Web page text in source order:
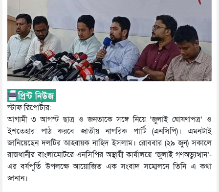
স্টাফ রিপোর্টার:
আগামী ৩ আগস্ট ছাত্র ও জনতাকে সঙ্গে নিয়ে ‘জুলাই ঘোষণাপত্র’ ও
ইশতেহার পাঠ করবে জাতীয় নাগরিক পার্টি (এনসিপি)। এমনটাই
জানিয়েছেন দলটির আহ্বায়ক নাহিদ ইসলাম। রোববার (২৯ জুন) সকালে
রাজধানীর বাংলামোটরে এনসিপির অস্থায়ী কার্যালয়ে ‘জুলাই গণঅভ্যুত্থান’-
এর বর্ষপূর্তি উপলক্ষে আয়োজিত এক সংবাদ সম্মেলনে তিনি এ কথা
জানান।